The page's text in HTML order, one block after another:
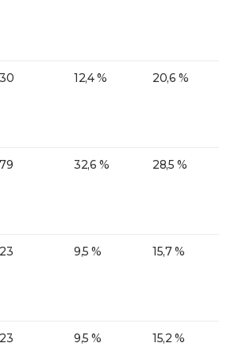
30 12,4 % 20,6 %
79 32,6 % 28,5 %
23 9,5 % 15,7 %
23 9,5 % 15,2 %